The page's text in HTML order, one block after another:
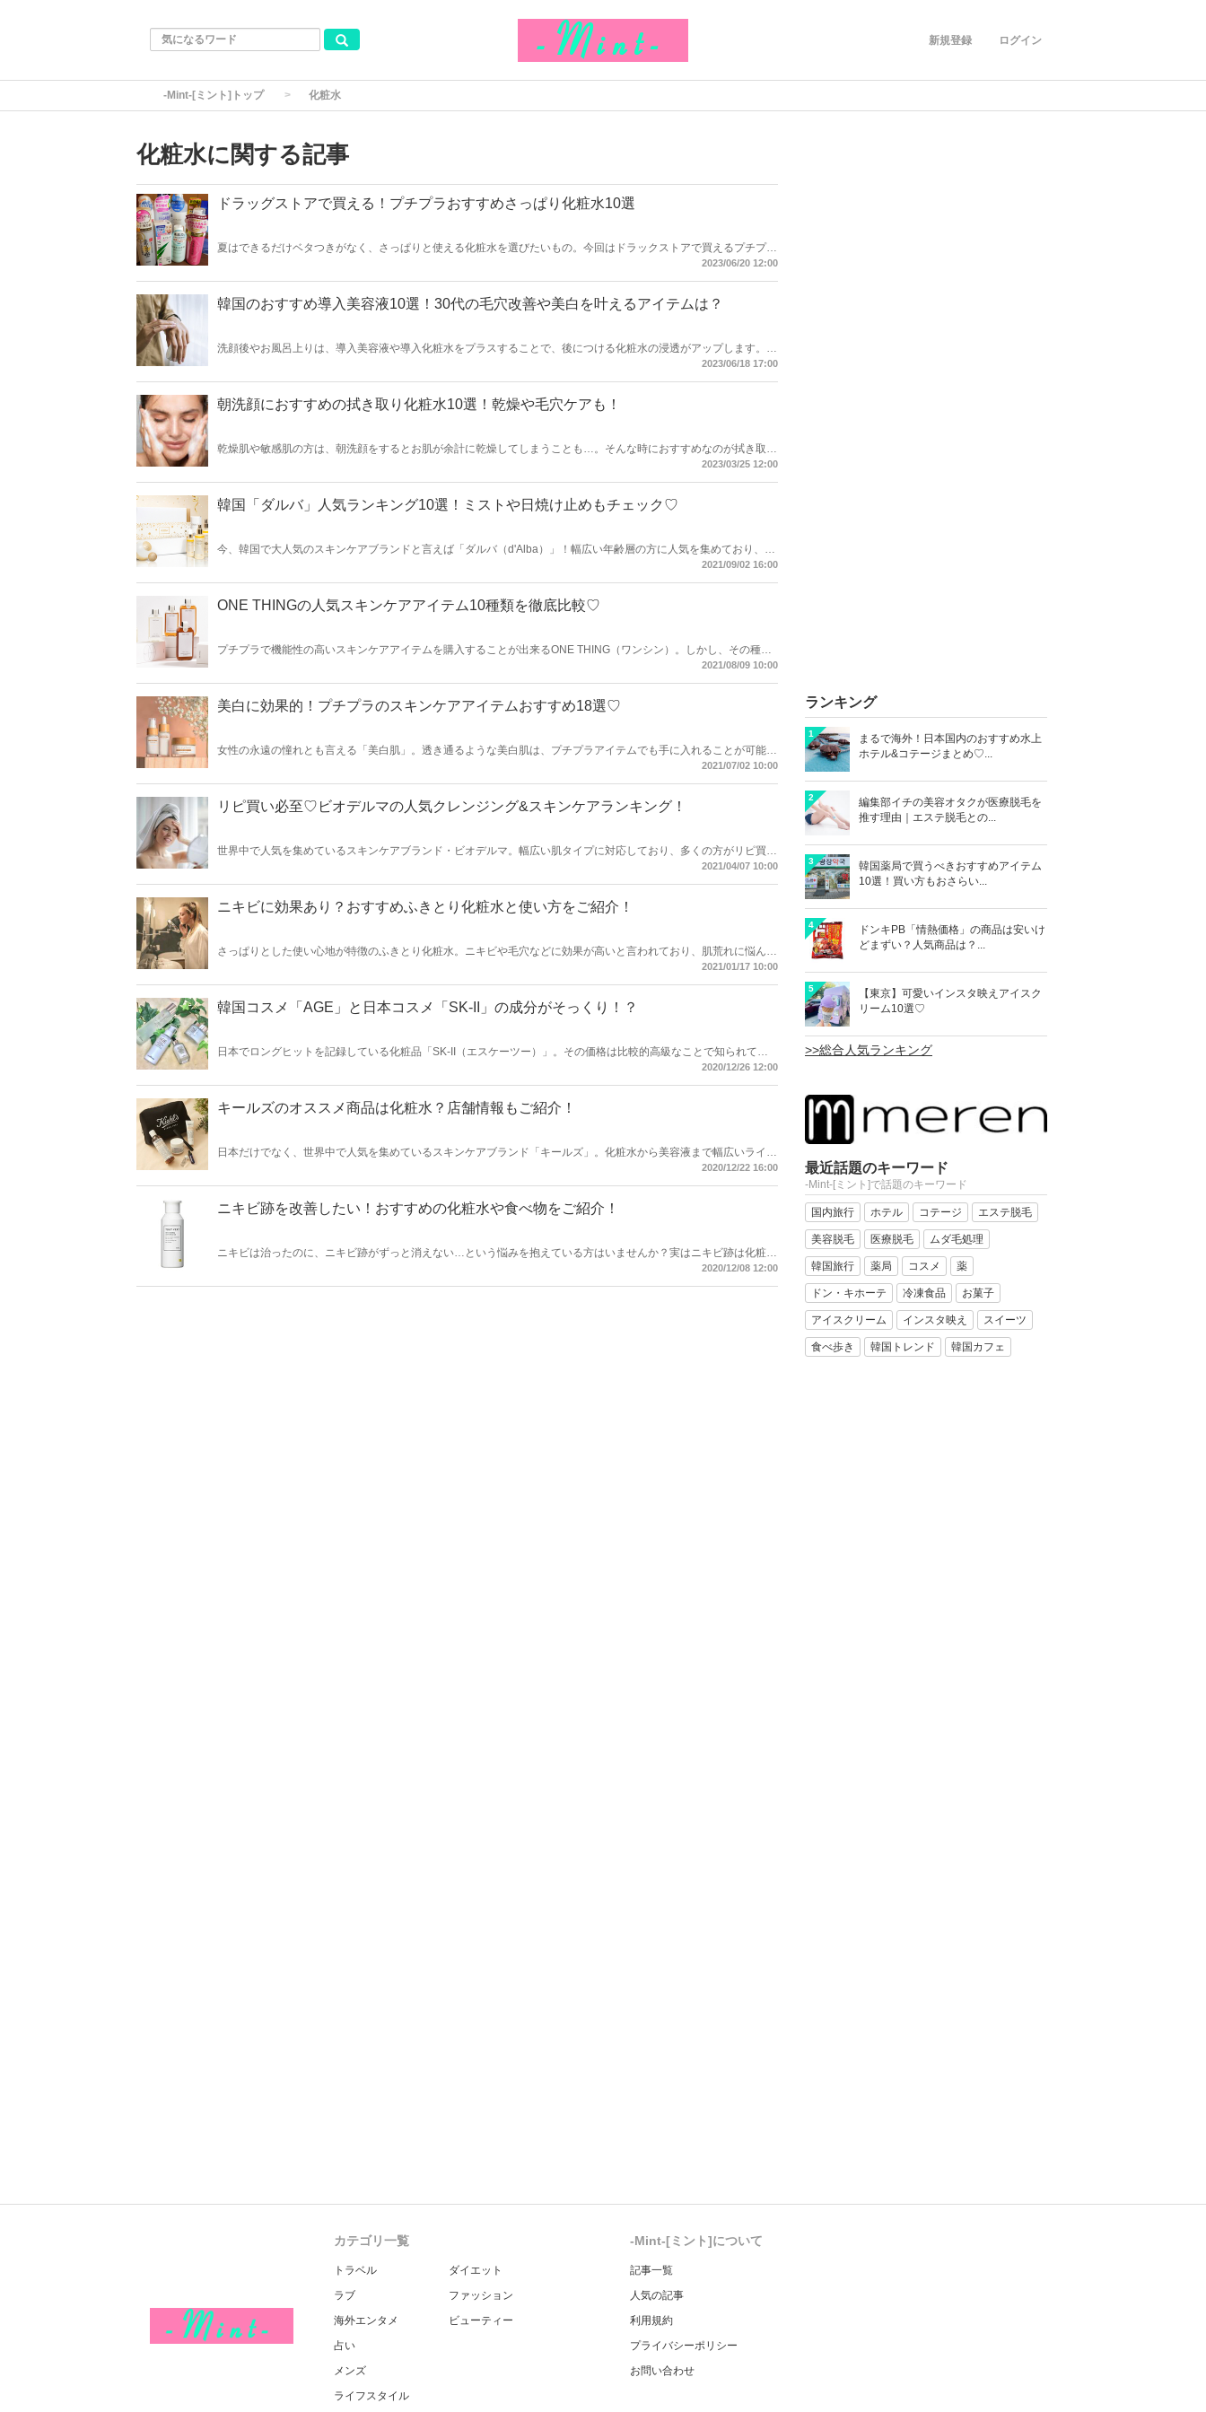
ログイン
新規登録
-Mint-[ミント]トップ 化粧水
化粧水に関する記事
ドラッグストアで買える！プチプラおすすめさっぱり化粧水10選
夏はできるだけベタつきがなく、さっぱりと使える化粧水を選びたいもの。今回はドラックストアで買えるプチプラ
2023/06/20 12:00
韓国のおすすめ導入美容液10選！30代の毛穴改善や美白を叶えるアイテムは？
洗顔後やお風呂上りは、導入美容液や導入化粧水をプラスすることで、後につける化粧水の浸透がアップします。そ
2023/06/18 17:00
朝洗顔におすすめの拭き取り化粧水10選！乾燥や毛穴ケアも！
乾燥肌や敏感肌の方は、朝洗顔をするとお肌が余計に乾燥してしまうことも…。そんな時におすすめなのが拭き取り
2023/03/25 12:00
韓国「ダルバ」人気ランキング10選！ミストや日焼け止めもチェック♡
今、韓国で大人気のスキンケアブランドと言えば「ダルバ（d'Alba）」！幅広い年齢層の方に人気を集めており、免
税店にも入店しています。そこで今回は「ダルバ（d'Alba）」のアイテムから人気ランキングをご紹介しましょう♡
2021/09/02 16:00
ONE THINGの人気スキンケアアイテム10種類を徹底比較♡
プチプラで機能性の高いスキンケアアイテムを購入することが出来るONE THING（ワンシン）。しかし、その種類
の多さからアイテム選びに悩んでしまうこと必須！今回はONE THING（ワンシン）の人気スキンケアアイテムを徹
2021/08/09 10:00
美白に効果的！プチプラのスキンケアアイテムおすすめ18選♡
女性の永遠の憧れとも言える「美白肌」。透き通るような美白肌は、プチプラアイテムでも手に入れることが可能！
2021/07/02 10:00
リピ買い必至♡ビオデルマの人気クレンジング&スキンケアランキング！
世界中で人気を集めているスキンケアブランド・ビオデルマ。幅広い肌タイプに対応しており、多くの方がリピ買
2021/04/07 10:00
ニキビに効果あり？おすすめふきとり化粧水と使い方をご紹介！
さっぱりとした使い心地が特徴のふきとり化粧水。ニキビや毛穴などに効果が高いと言われており、肌荒れに悩んで
いる方にもピッタリ！今回はふきとり化粧水の効果やおすすめアイテム、基本的な使い方をご紹介します♪2021/01/17 10:00
韓国コスメ「AGE」と日本コスメ「SK-II」の成分がそっくり！？
日本でロングヒットを記録している化粧品「SK-II（エスケーツー）」。その価格は比較的高級なことで知られてい
ますが、なんと成分がとても似ている韓国コスメがあるのだとか？今回はSK-IIに似ているという韓国コスメブラン
2020/12/26 12:00
キールズのオススメ商品は化粧水？店舗情報もご紹介！
日本だけでなく、世界中で人気を集めているスキンケアブランド「キールズ」。化粧水から美容液まで幅広いライン
ナップが揃っており、商品選びに悩むこと必至！今回はキールズのジャンル別オススメ商品と店舗をご紹介します♪
2020/12/22 16:00
ニキビ跡を改善したい！おすすめの化粧水や食べ物をご紹介！
ニキビは治ったのに、ニキビ跡がずっと消えない…という悩みを抱えている方はいませんか？実はニキビ跡は化粧水
や美容液、食事によって改善することが出来るんです♡今回はニキビ跡を改善したい方に向け、おすすめの化粧水や
2020/12/08 12:00
ランキング
1
まるで海外！日本国内のおすすめ水上
ホテル&コテージまとめ♡...
2
編集部イチの美容オタクが医療脱毛を
推す理由｜エステ脱毛との...
3
韓国薬局で買うべきおすすめアイテム
10選！買い方もおさらい...
4
ドンキPB「情熱価格」の商品は安いけ
どまずい？人気商品は？...
5
【東京】可愛いインスタ映えアイスク
リーム10選♡
>>総合人気ランキング
最近話題のキーワード
-Mint-[ミント]で話題のキーワード
国内旅行 ホテル コテージ エステ脱毛
美容脱毛 医療脱毛 ムダ毛処理
韓国旅行 薬局 コスメ 薬
ドン・キホーテ 冷凍食品 お菓子
アイスクリーム インスタ映え スイーツ
食べ歩き 韓国トレンド 韓国カフェ
カテゴリ一覧
トラベル
ラブ
海外エンタメ
占い
メンズ
ライフスタイル
ダイエット
ファッション
ビューティー
-Mint-[ミント]について
記事一覧
人気の記事
利用規約
プライバシーポリシー
お問い合わせ